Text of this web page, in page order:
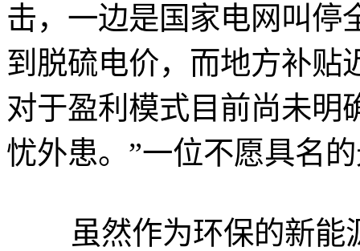
击，一边是国家电网叫停
到脱硫电价，而地方补贴
对于盈利模式目前尚未明
忧外患。”一位不愿具名
虽然作为环保的新能